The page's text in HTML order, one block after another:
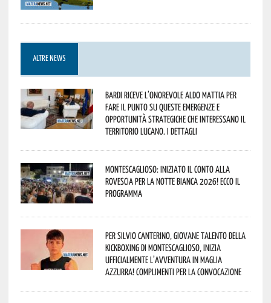
ALTRE NEWS
Bardi riceve l’onorevole Aldo Mattia per
fare il punto su queste emergenze e
opportunità strategiche che interessano il
territorio lucano. I dettagli
Montescaglioso: iniziato il conto alla
rovescia per la Notte Bianca 2026! Ecco il
programma
Per Silvio Canterino, giovane talento della
kickboxing di Montescaglioso, inizia
ufficialmente l’avventura in maglia
azzurra! Complimenti per la convocazione